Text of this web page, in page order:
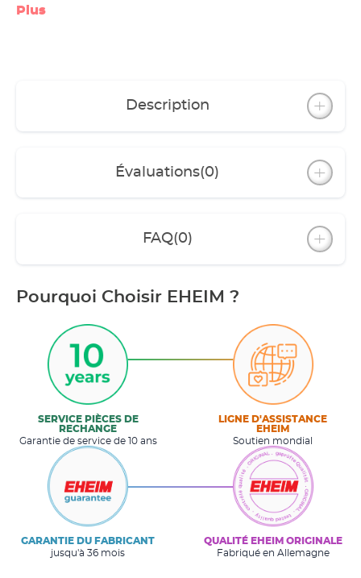
Plus
Description
Évaluations(0)
FAQ(0)
Pourquoi Choisir EHEIM ?
SERVICE PIÈCES DE
RECHANGE
Garantie de service de 10 ans
LIGNE D'ASSISTANCE
EHEIM
Soutien mondial
GARANTIE DU FABRICANT
jusqu'à 36 mois
QUALITÉ EHEIM ORIGINALE
Fabriqué en Allemagne